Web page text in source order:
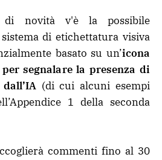
novità v'è la possibile
di etichettatura visiva
basato su un’icona
segnalare la presenza di
(di cui alcuni esempi
1 della seconda
commenti fino al 30